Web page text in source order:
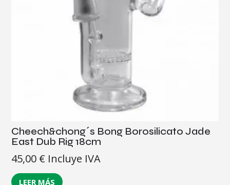
Cheech&chong´s Bong Borosilicato Jade
East Dub Rig 18cm
45,00 € Incluye IVA
LEER MÁS